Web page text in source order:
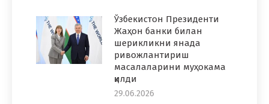
Ўзбекистон Президенти
Жаҳон банки билан
шерикликни янада
ривожлантириш
масалаларини муҳокама
қилди
29.06.2026